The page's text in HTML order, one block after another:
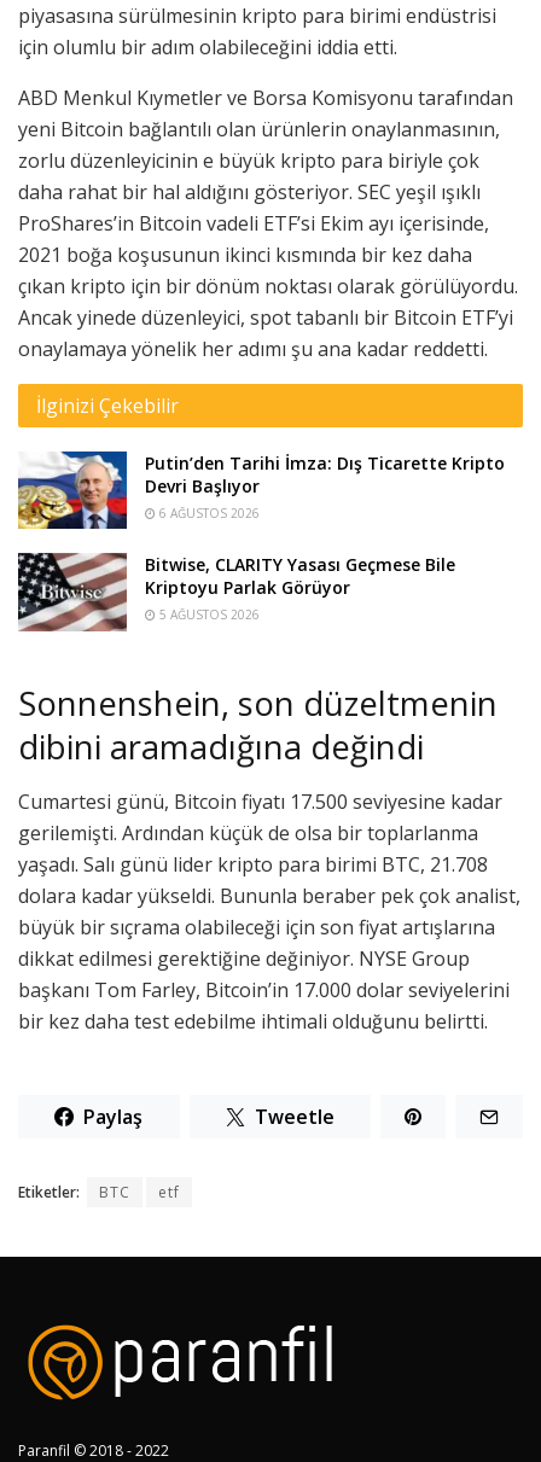
piyasasına sürülmesinin kripto para birimi endüstrisi
için olumlu bir adım olabileceğini iddia etti.
ABD Menkul Kıymetler ve Borsa Komisyonu tarafından
yeni Bitcoin bağlantılı olan ürünlerin onaylanmasının,
zorlu düzenleyicinin e büyük kripto para biriyle çok
daha rahat bir hal aldığını gösteriyor. SEC yeşil ışıklı
ProShares’in Bitcoin vadeli ETF’si Ekim ayı içerisinde,
2021 boğa koşusunun ikinci kısmında bir kez daha
çıkan kripto için bir dönüm noktası olarak görülüyordu.
Ancak yinede düzenleyici, spot tabanlı bir Bitcoin ETF’yi
onaylamaya yönelik her adımı şu ana kadar reddetti.
İlginizi Çekebilir
Putin’den Tarihi İmza: Dış Ticarette Kripto
Devri Başlıyor
6 AĞUSTOS 2026
Bitwise, CLARITY Yasası Geçmese Bile
Kriptoyu Parlak Görüyor
5 AĞUSTOS 2026
Sonnenshein, son düzeltmenin
dibini aramadığına değindi
Cumartesi günü, Bitcoin fiyatı 17.500 seviyesine kadar
gerilemişti. Ardından küçük de olsa bir toplarlanma
yaşadı. Salı günü lider kripto para birimi BTC, 21.708
dolara kadar yükseldi. Bununla beraber pek çok analist,
büyük bir sıçrama olabileceği için son fiyat artışlarına
dikkat edilmesi gerektiğine değiniyor. NYSE Group
başkanı Tom Farley, Bitcoin’in 17.000 dolar seviyelerini
bir kez daha test edebilme ihtimali olduğunu belirtti.
Paylaş Tweetle
Etiketler: BTC etf
Paranfil © 2018 - 2022